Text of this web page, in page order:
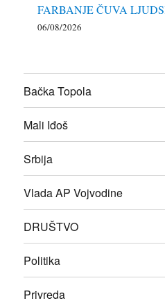
FARBANJE ČUVA
06/08/2026
Bačka Topola
Mali Iđoš
Srbija
Vlada AP Vojvodine
DRUŠTVO
Politika
Privreda